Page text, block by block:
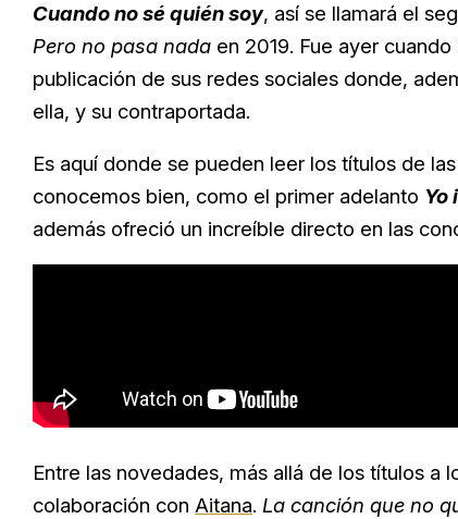
Cuando no sé quién soy, así se llamará el
Pero no pasa nada en 2019. Fue ayer
publicación de sus redes sociales donde,
ella, y su contraportada.
Es aquí donde se pueden leer los títulos de
conocemos bien, como el primer adelanto Yo
además ofreció un increíble directo en las
Entre las novedades, más allá de los títulos a
colaboración con Aitana. La canción que no